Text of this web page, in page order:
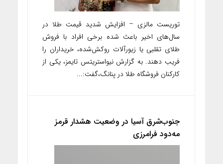
توریست مالزی – افزایش شدید قیمت طلا در
سال‌های اخیر باعث شده برخی افراد با فروش
طلای تقلبی یا زیورآلات روکش‌شده، خریداران را
فریب دهند. به گزارش نیواستریتس تایمز، یکی از
کارکنان فروشگاه طلا در پنانگ،گفت:...
جنوب‌شرق آسیا در وضعیت هشدار قرمز
مه‌دود فرامرزی